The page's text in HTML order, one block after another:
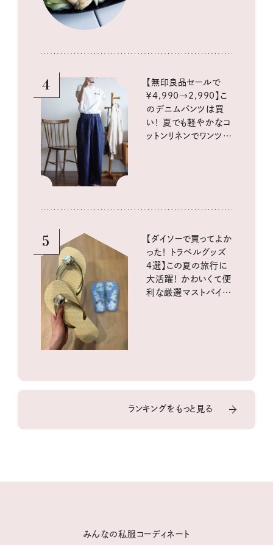
4
【無印良品セールで
￥4,990→2,990】こ
のデニムパンツは買
い！ 夏でも軽やかなコ
ットンリネンでワンツー
5
【ダイソーで買ってよか
った！ トラベルグッズ
4選】この夏の旅行に
大活躍！ かわいくて便
利な厳選マストバイア
ランキングをもっと見る
みんなの私服コーディネート